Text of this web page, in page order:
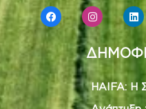
HAIFA: Η